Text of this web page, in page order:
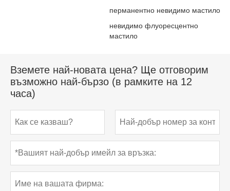
перманентно невидимо мастило
невидимо флуоресцентно
мастило
Вземете най-новата цена? Ще отговорим
възможно най-бързо (в рамките на 12
часа)